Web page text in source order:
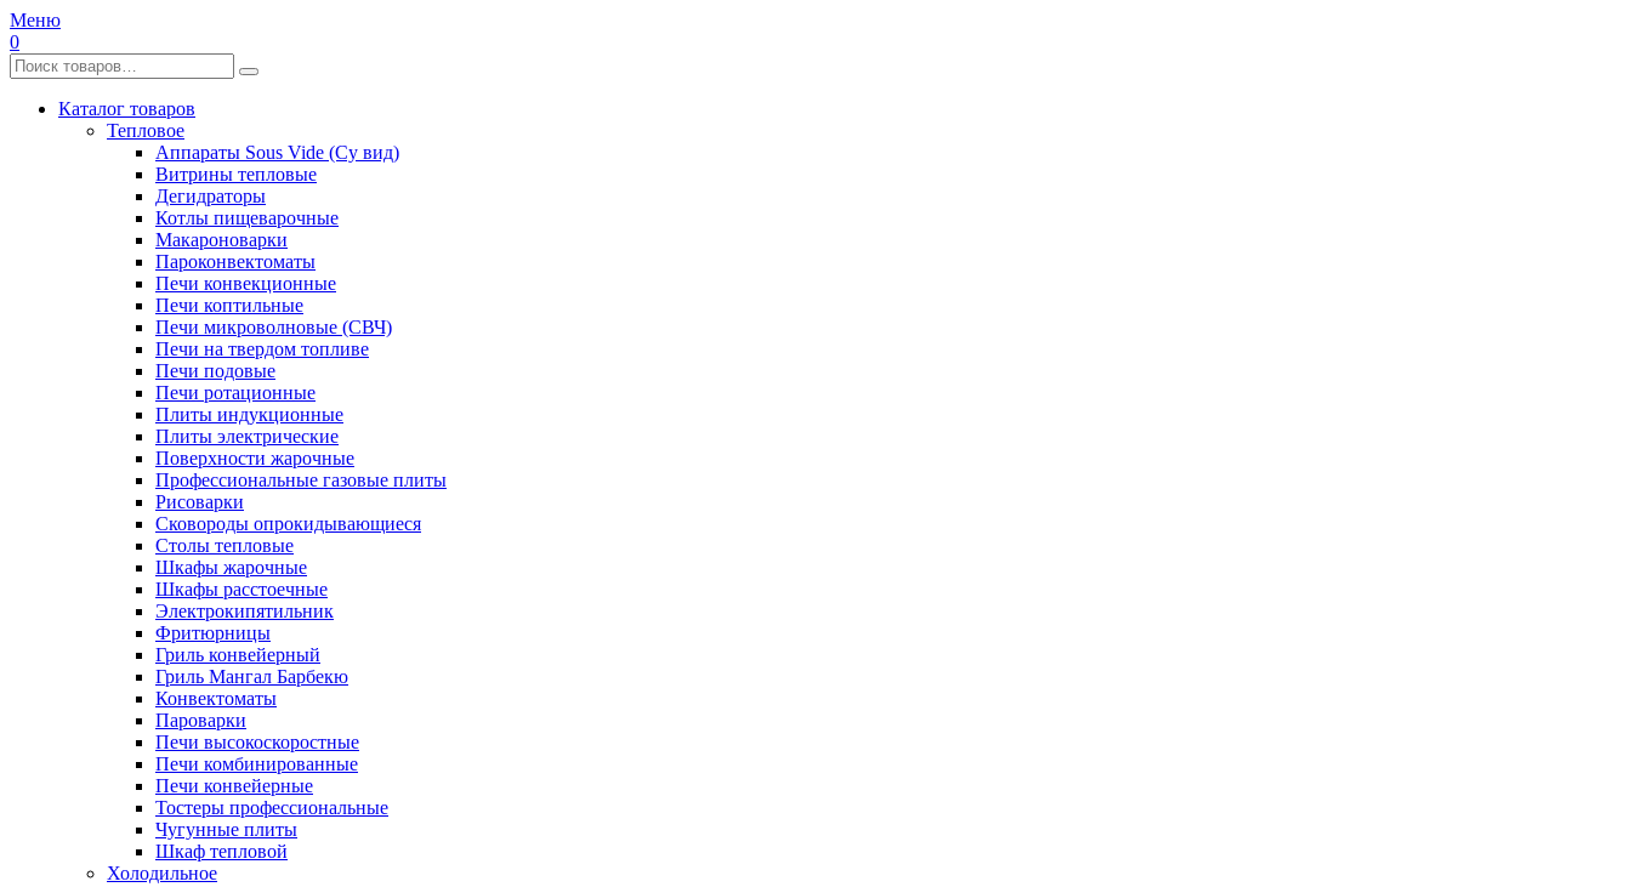
Меню
0
Каталог товаров
Тепловое
Аппараты Sous Vide (Су вид)
Витрины тепловые
Дегидраторы
Котлы пищеварочные
Макароноварки
Пароконвектоматы
Печи конвекционные
Печи коптильные
Печи микроволновые (СВЧ)
Печи на твердом топливе
Печи подовые
Печи ротационные
Плиты индукционные
Плиты электрические
Поверхности жарочные
Профессиональные газовые плиты
Рисоварки
Сковороды опрокидывающиеся
Столы тепловые
Шкафы жарочные
Шкафы расстоечные
Электрокипятильник
Фритюрницы
Гриль конвейерный
Гриль Мангал Барбекю
Конвектоматы
Пароварки
Печи высокоскоростные
Печи комбинированные
Печи конвейерные
Тостеры профессиональные
Чугунные плиты
Шкаф тепловой
Холодильное